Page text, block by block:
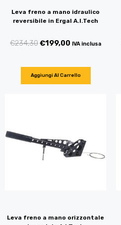
Leva freno a mano idraulico
reversibile in Ergal A.I.Tech
€234,30€199,00 IVA inclusa
Aggiungi Al Carrello
Leva freno a mano orizzontale